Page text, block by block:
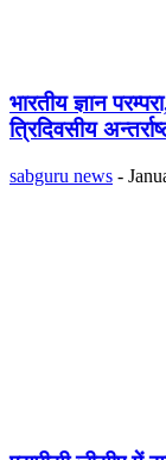
भारतीय ज्ञान
त्रिदिवसीय
sabguru news -